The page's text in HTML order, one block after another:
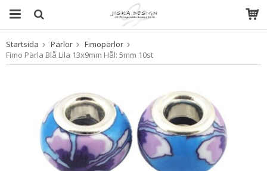
Produkten har blivit tillagd i varukorgen
Startsida Pärlor
Fimopärlor
Fimo Pärla Blå Lila 13x9mm Hål: 5mm 10st